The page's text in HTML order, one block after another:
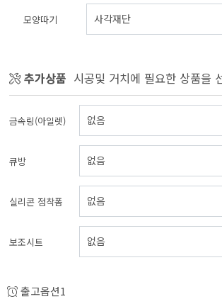
모양따기
추가상품 시공및 거치에 필요한 상품을
금속링(아일렛)
큐방
실리콘 점착폼
보조시트
출고옵션1